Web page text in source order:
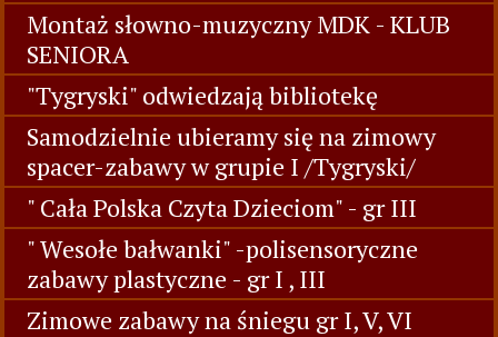
Montaż słowno-muzyczny MDK - KLUB
SENIORA
"Tygryski" odwiedzają bibliotekę
Samodzielnie ubieramy się na zimowy
spacer-zabawy w grupie I /Tygryski/
" Cała Polska Czyta Dzieciom" - gr III
" Wesołe bałwanki" -polisensoryczne
zabawy plastyczne - gr I , III
Zimowe zabawy na śniegu gr I, V, VI